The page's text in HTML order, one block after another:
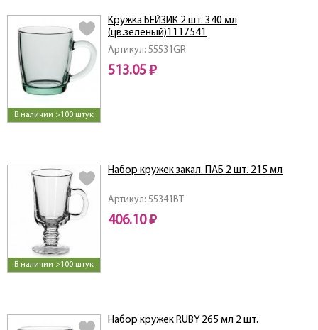
В наличии >100 штук
Артикул: 55531GR
Кружка БЕЙЗИК 2 шт. 340 мл
(цв.зеленый)1117541
513.05 ₽
В наличии >100 штук
Артикул: 55341BT
Набор кружек закал. ПАБ 2 шт. 215 мл
406.10 ₽
Набор кружек RUBY 265 мл 2 шт.